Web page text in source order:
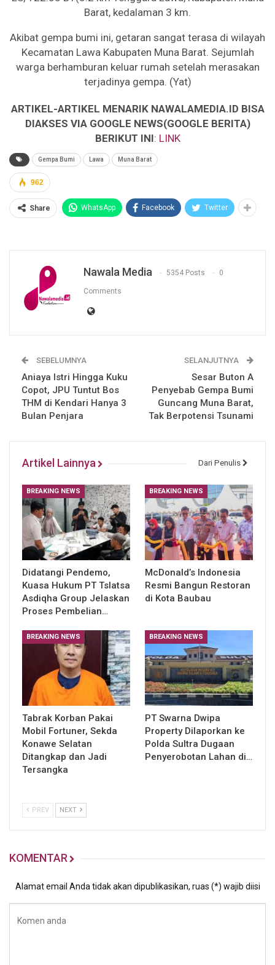
Barat, kedalaman 3 km.
Akibat gempa bumi ini, getaran sangat terasa di wilayah
Kecamatan Lawa Kabupaten Muna Barat. Sejumlah
warga berhamburan keluar rumah setelah merasakan
terjadinya gempa. (Yat)
ARTIKEL-ARTIKEL MENARIK NAWALAMEDIA.ID BISA
DIAKSES VIA GOOGLE NEWS(GOOGLE BERITA)
BERIKUT INI: LINK
Gempa Bumi Lawa Muna Barat
962
Share WhatsApp Facebook Twitter
Nawala Media 5354 Posts 0
Comments
SEBELUMNYA
Aniaya Istri Hingga Kuku
Copot, JPU Tuntut Bos
THM di Kendari Hanya 3
Bulan Penjara
SELANJUTNYA
Sesar Buton A
Penyebab Gempa Bumi
Guncang Muna Barat,
Tak Berpotensi Tsunami
Artikel Lainnya Dari Penulis
BREAKING NEWS
Didatangi Pendemo,
Kuasa Hukum PT Tslatsa
Asdiqha Group Jelaskan
Proses Pembelian…
BREAKING NEWS
McDonald’s Indonesia
Resmi Bangun Restoran
di Kota Baubau
BREAKING NEWS
Tabrak Korban Pakai
Mobil Fortuner, Sekda
Konawe Selatan
Ditangkap dan Jadi
Tersangka
BREAKING NEWS
PT Swarna Dwipa
Property Dilaporkan ke
Polda Sultra Dugaan
Penyerobotan Lahan di…
PREV NEXT
KOMENTAR
Alamat email Anda tidak akan dipublikasikan, ruas (*) wajib diisi